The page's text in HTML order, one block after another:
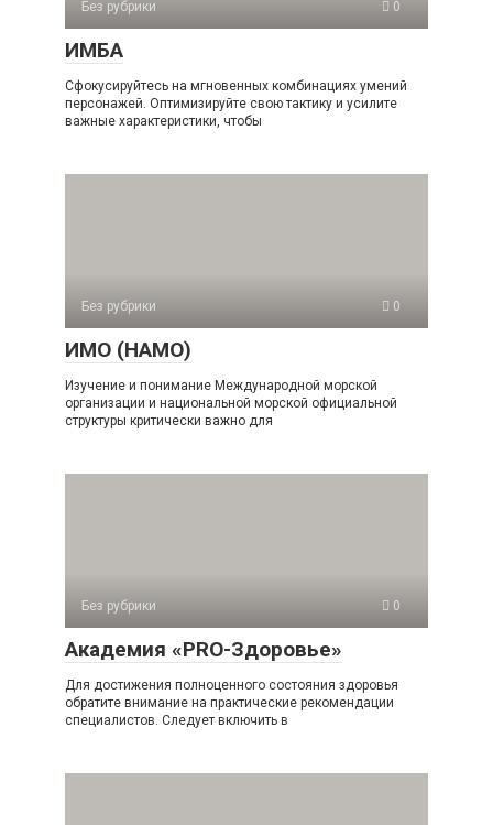
Без рубрики 0
ИМБА
Сфокусируйтесь на мгновенных комбинациях умений
персонажей. Оптимизируйте свою тактику и усилите
важные характеристики, чтобы
Без рубрики 0
ИМО (НАМО)
Изучение и понимание Международной морской
организации и национальной морской официальной
структуры критически важно для
Без рубрики 0
Академия «PRO-Здоровье»
Для достижения полноценного состояния здоровья
обратите внимание на практические рекомендации
специалистов. Следует включить в